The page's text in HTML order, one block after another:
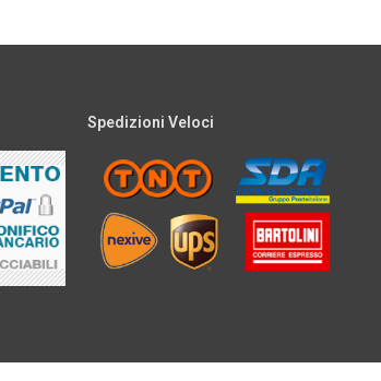
Spedizioni Veloci